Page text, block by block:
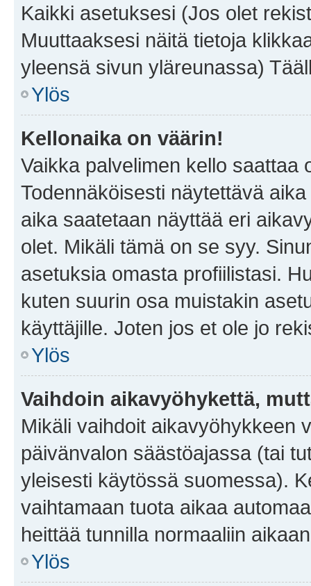
Kaikki asetuksesi (Jos olet
Muuttaaksesi näitä tietoja
yleensä sivun yläreunassa)
Ylös
Kellonaika on väärin!
Vaikka palvelimen kello saattaa
Todennäköisesti näytettävä
aika saatetaan näyttää eri
olet. Mikäli tämä on se syy.
asetuksia omasta profiilistasi.
kuten suurin osa muistakin
käyttäjille. Joten jos et ole jo
Ylös
Vaihdoin aikavyöhykettä,
Mikäli vaihdoit aikavyöhykkeen
päivänvalon säästöajassa (tai
yleisesti käytössä suomessa).
vaihtamaan tuota aikaa
heittää tunnilla normaaliin
Ylös